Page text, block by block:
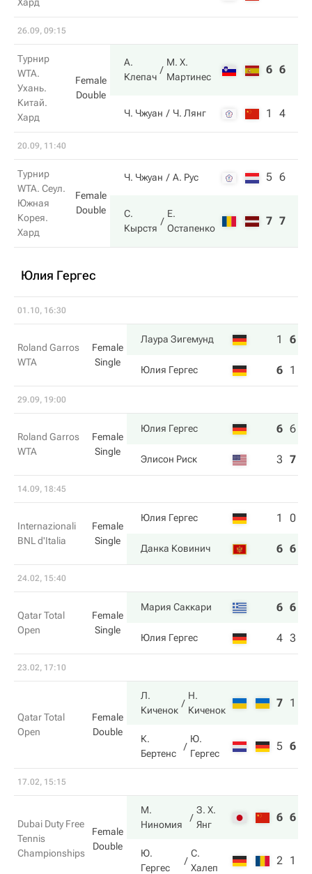
26.09, 09:15
Турнир
WTA.
Ухань.
Китай.
Хард
Female
Double
А.
Клепач
М. Х.
Мартинес
6 6
Ч. Чжуан Ч. Лянг 1 4
20.09, 11:40
Турнир
WTA. Сеул.
Южная
Корея.
Хард
Female
Double
Ч. Чжуан А. Рус 5 6
С.
Кырстя
Е.
Остапенко
7 7
Юлия Гергес
01.10, 16:30
Roland Garros
WTA
Female
Single
Лаура Зигемунд 1 6
Юлия Гергес 6 1
29.09, 19:00
Roland Garros
WTA
Female
Single
Юлия Гергес 6 6
Элисон Риск 3 7
14.09, 18:45
Internazionali
BNL d'Italia
Female
Single
Юлия Гергес 1 0
Данка Ковинич 6 6
24.02, 15:40
Qatar Total
Open
Female
Single
Мария Саккари 6 6
Юлия Гергес 4 3
23.02, 17:10
Qatar Total
Open
Female
Double
Л.
Киченок
Н.
Киченок
7 1
К.
Бертенс
Ю.
Гергес
5 6
17.02, 15:15
Dubai Duty Free
Tennis
Championships
Female
Double
М.
Ниномия
З. Х.
Янг
6 6
Ю.
Гергес
С.
Халеп
2 1